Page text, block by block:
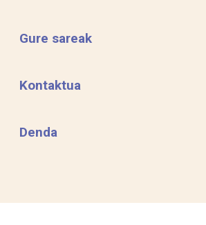
Gure sareak
Kontaktua
Denda